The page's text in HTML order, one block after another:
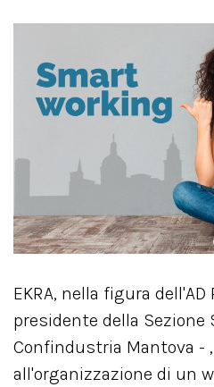
EKRA, nella figura dell'AD
presidente della Sezione
Confindustria Mantova -
all'organizzazione di un